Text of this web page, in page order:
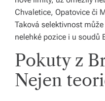
Chvaletice, Opatovice či
Taková selektivnost
nelehké pozice i u soudů
Pokuty z
Nejen